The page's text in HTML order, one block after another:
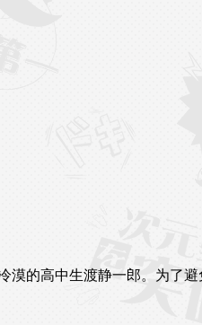
漠的高中生渡静一郎。为了